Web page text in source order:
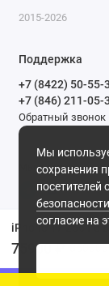
75900 ₽
Мы
сохранения
посетителей
безопасности
согласие на
2015-2026
Поддержка
+7 (8422) 50-55-
+7 (846) 211-05-
Обратный звонок
Мы в сети